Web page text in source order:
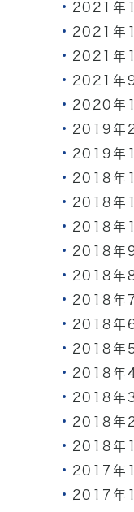
2021年
2021年
2021年
2021年9
2020年1
2019年2
2019年1
2018年
2018年
2018年
2018年9
2018年8
2018年7
2018年6
2018年5
2018年4
2018年3
2018年2
2018年1
2017年
2017年